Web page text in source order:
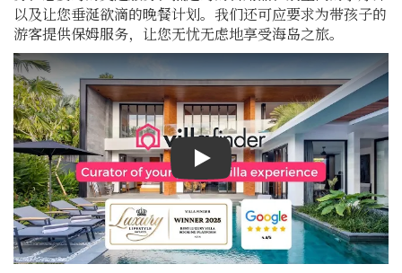
以及让您垂涎欲滴的晚餐计划。我们还可应要求为带孩子的
游客提供保姆服务，让您无忧无虑地享受海岛之旅。
Play